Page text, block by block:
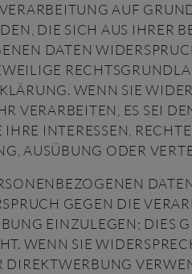
AUF
DIE SICH AUS IHRER
DATEN
WENN SIE
VERARBEITEN, ES SEI
INTERESSEN,
AUSÜBUNG ODER
GEGEN DIE
EINZULEGEN; DIES
WENN SIE
DIREKTWERBUNG